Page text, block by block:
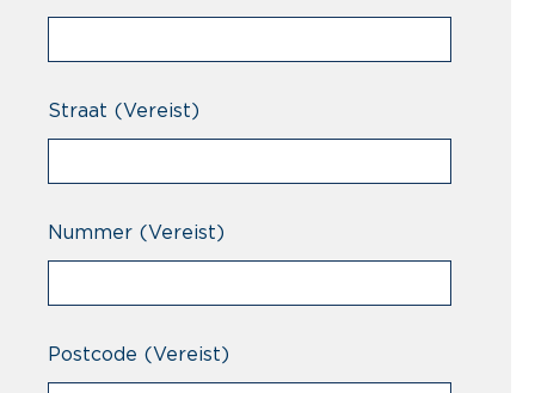
Straat (Vereist)
Nummer (Vereist)
Postcode (Vereist)